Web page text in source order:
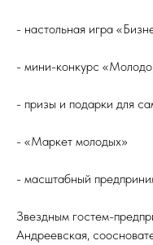
- настольная игра
- мини-конкурс
- призы и подарки для
- «Маркет молодых»
- масштабный
Звездным гостем-
Андреевская,